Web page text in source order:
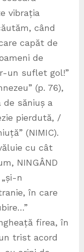
vibrația
când
capăt de
de
un suflet gol!”
(p. 76),
de săniuș a
pierdută, /
(NIMIC).
cu cât
NINGÂND
n
în care
firea, în
trist acord